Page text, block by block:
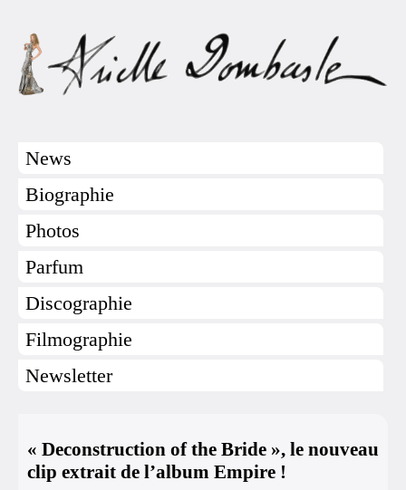
News
Biographie
Photos
Parfum
Discographie
Filmographie
Newsletter
« Deconstruction of the Bride », le nouveau
clip extrait de l’album Empire !